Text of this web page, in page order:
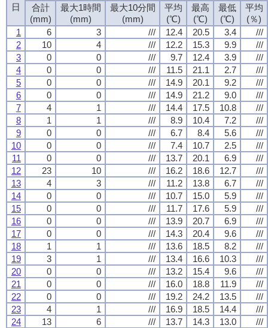
日
合計
(mm)
最大1時間
(mm)
最大10分間
(mm)
平均
(℃)
最高
(℃)
最低
(℃)
平均
(％)
1
6 3 /// 12.4 20.5 3.4
///
2
10 4 /// 12.2 15.3 9.9
///
3
0 0 /// 9.7 12.4 3.9
///
4
0 0 /// 11.5 21.1 2.7
///
5
0 0 /// 14.9 20.1 9.2
///
6
0 0 /// 14.9 21.2 9.0
///
7
4 1 /// 14.4 17.5 10.8
///
8
1 1 /// 8.9 10.4 7.2
///
9
0 0 /// 6.7 8.4 5.6
///
10
0 0 /// 7.4 10.7 2.5
///
11
0 0 /// 13.7 20.1 6.9
///
12
23 10 /// 16.2 18.6 12.7
///
13
4 3 /// 11.2 13.8 6.7
///
14
0 0 /// 10.7 15.0 5.9
///
15
0 0 /// 11.7 17.6 5.9
///
16
0 0 /// 13.9 20.7 6.9
///
17
0 0 /// 14.3 20.4 9.6
///
18
1 1 /// 13.6 18.5 8.2
///
19
3 1 /// 13.4 16.6 10.3
///
20
0 0 /// 13.2 15.4 9.6
///
21
0 0 /// 16.0 18.8 11.9
///
22
0 0 /// 19.2 24.2 13.5
///
23
4 1 /// 16.9 18.5 14.4
///
24
13 6 /// 13.7 14.3 13.0
///